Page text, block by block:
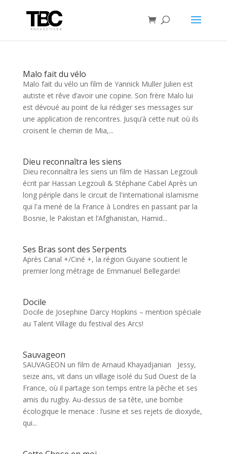
Malo fait du vélo
Malo fait du vélo un film de Yannick Muller Julien est
autiste et rêve d’avoir une copine. Son frère Malo lui
est dévoué au point de lui rédiger ses messages sur
une application de rencontres. Jusqu’à cette nuit où ils
croisent le chemin de Mia,...
Dieu reconnaîtra les siens
Dieu reconnaîtra les siens un film de Hassan Legzouli
écrit par Hassan Legzouli & Stéphane Cabel Après un
long périple dans le circuit de l'international islamisme
qui l'a mené de la France à Londres en passant par la
Bosnie, le Pakistan et l’Afghanistan, Hamid...
Ses Bras sont des Serpents
Après Canal +/Ciné +, la région Guyane soutient le
premier long métrage de Emmanuel Bellegarde!
Docile
Docile de Josephine Darcy Hopkins – mention spéciale
au Talent Village du festival des Arcs!
Sauvageon
SAUVAGEON un film de Arnaud Khayadjanian Jessy,
seize ans, vit dans un village isolé du Sud Ouest de la
France, où il partage son temps entre la pêche et ses
amis du rugby. Au-dessus de sa tête, une bombe
écologique le menace : l’usine et ses rejets de dioxyde,
qui...